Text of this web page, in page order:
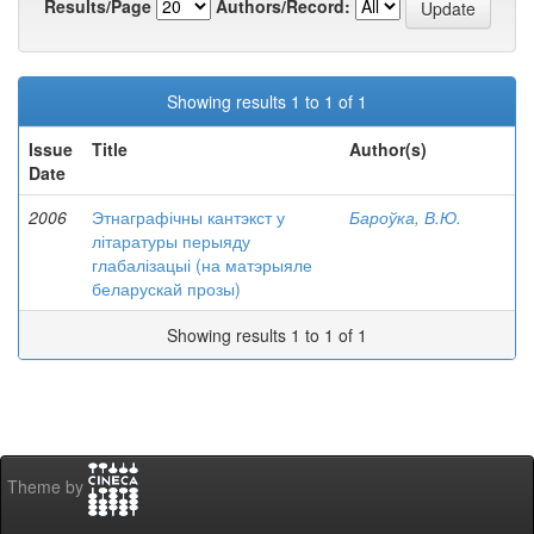
Results/Page Authors/Record:
Showing results 1 to 1 of 1
Issue
Date
Title Author(s)
2006
Этнаграфічны кантэкст у
літаратуры перыяду
глабалізацыі (на матэрыяле
беларускай прозы)
Бароўка, В.Ю.
Showing results 1 to 1 of 1
Theme by